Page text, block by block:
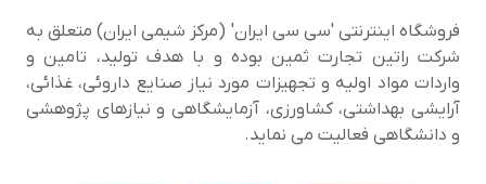
فروشگاه اینترنتی 'سی سی ایران' (مرکز شیمی ایران) متعلق به
شرکت راتین تجارت ثمین بوده و با هدف تولید، تامین و
واردات مواد اولیه و تجهیزات مورد نیاز صنایع داروئی، غذائی،
آرایشی بهداشتی، کشاورزی، آزمایشگاهی و نیازهای پژوهشی
و دانشگاهی فعالیت می نماید.